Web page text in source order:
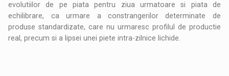
evolutiilor de pe piata pentru ziua urmatoare si piata de
echilibrare, ca urmare a constrangerilor determinate de
produse standardizate, care nu urmaresc profilul de productie
real, precum si a lipsei unei piete intra-zilnice lichide.